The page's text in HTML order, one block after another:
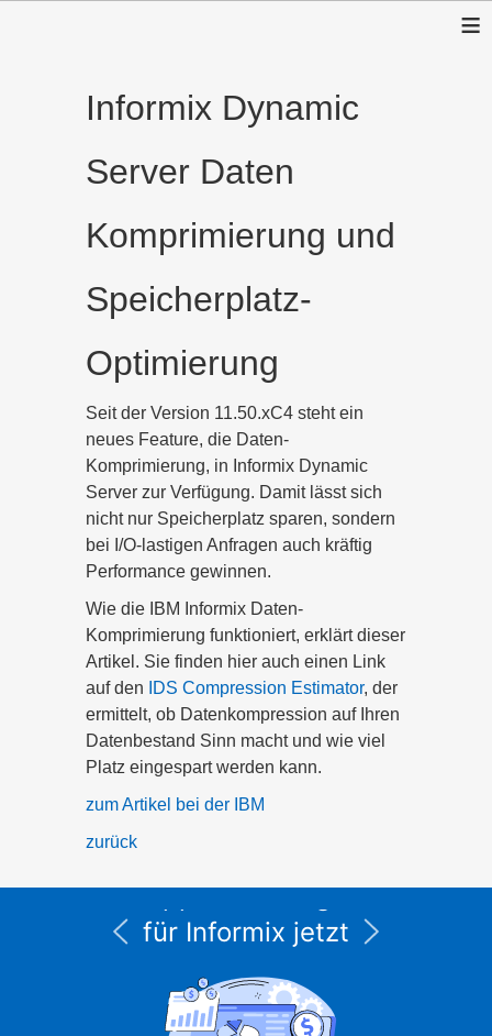
≡
Informix Dynamic
Server Daten
Komprimierung und
Speicherplatz-
Optimierung
Seit der Version 11.50.xC4 steht ein
neues Feature, die Daten-
Komprimierung, in Informix Dynamic
Server zur Verfügung. Damit lässt sich
nicht nur Speicherplatz sparen, sondern
bei I/O-lastigen Anfragen auch kräftig
Performance gewinnen.
Wie die IBM Informix Daten-
Komprimierung funktioniert, erklärt dieser
Artikel. Sie finden hier auch einen Link
auf den
IDS Compression Estimator, der
ermittelt, ob Datenkompression auf Ihren
Datenbestand Sinn macht und wie viel
Platz eingespart werden kann.
zum Artikel bei der IBM
zurück
Supportleistungen
für Informix jetzt
Expert Solutions